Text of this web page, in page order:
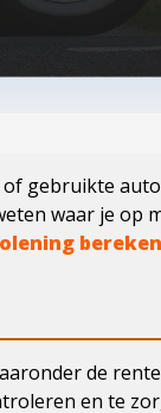
gebruikte
waar je op
de
en te